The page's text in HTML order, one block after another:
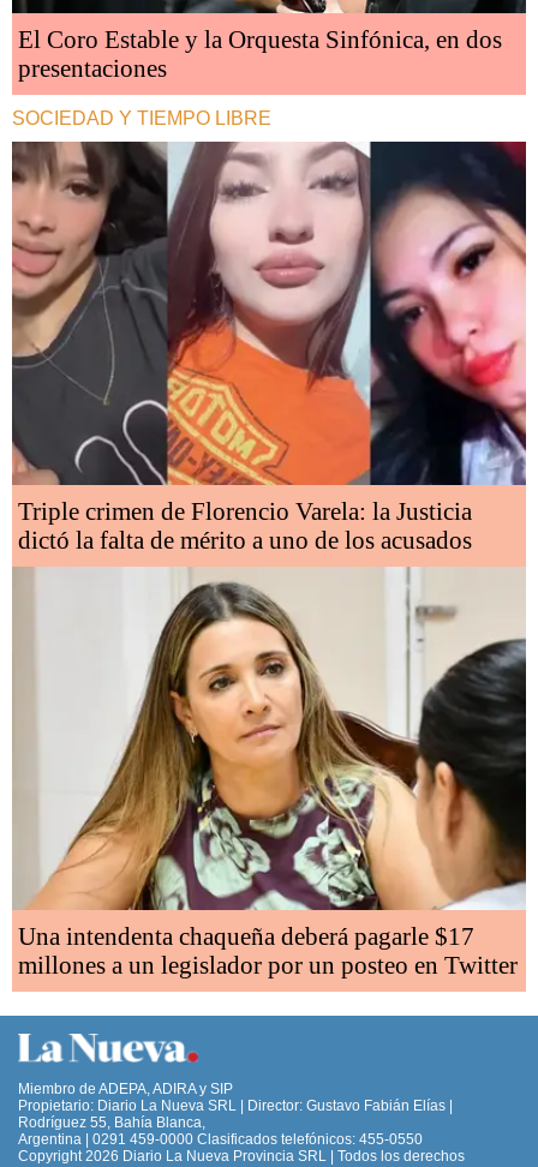
El Coro Estable y la Orquesta Sinfónica, en dos
presentaciones
SOCIEDAD Y TIEMPO LIBRE
Triple crimen de Florencio Varela: la Justicia
dictó la falta de mérito a uno de los acusados
Una intendenta chaqueña deberá pagarle $17
millones a un legislador por un posteo en Twitter
Miembro de ADEPA, ADIRA y SIP
Propietario: Diario La Nueva SRL | Director: Gustavo Fabián Elías |
Rodríguez 55, Bahía Blanca,
Argentina | 0291 459-0000 Clasificados telefónicos: 455-0550
Copyright 2026 Diario La Nueva Provincia SRL | Todos los derechos